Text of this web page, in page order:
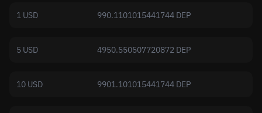
1 USD 990.1101015441744 DEP
5 USD 4950.550507720872 DEP
10 USD 9901.101015441744 DEP